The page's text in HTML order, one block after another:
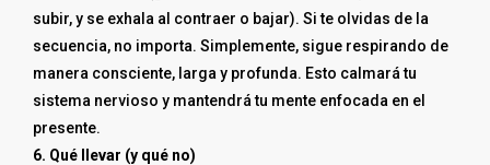
subir, y se exhala al contraer o bajar). Si te olvidas de la
secuencia, no importa. Simplemente, sigue respirando de
manera consciente, larga y profunda. Esto calmará tu
sistema nervioso y mantendrá tu mente enfocada en el
presente.
6. Qué llevar (y qué no)